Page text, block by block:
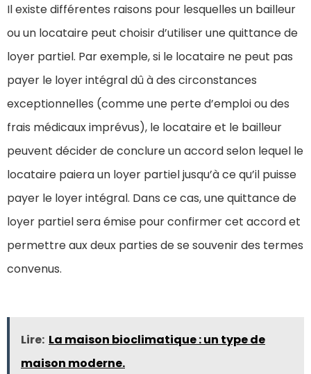
Il existe différentes raisons pour lesquelles un bailleur
ou un locataire peut choisir d’utiliser une quittance de
loyer partiel. Par exemple, si le locataire ne peut pas
payer le loyer intégral dû à des circonstances
exceptionnelles (comme une perte d’emploi ou des
frais médicaux imprévus), le locataire et le bailleur
peuvent décider de conclure un accord selon lequel le
locataire paiera un loyer partiel jusqu’à ce qu’il puisse
payer le loyer intégral. Dans ce cas, une quittance de
loyer partiel sera émise pour confirmer cet accord et
permettre aux deux parties de se souvenir des termes
convenus.
Lire: La maison bioclimatique : un type de
maison moderne.